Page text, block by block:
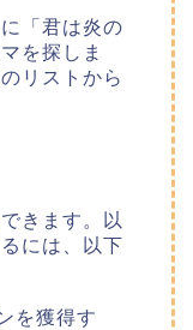
「君は炎の
を探しま
リストから
きます。以
には、以下
を獲得す